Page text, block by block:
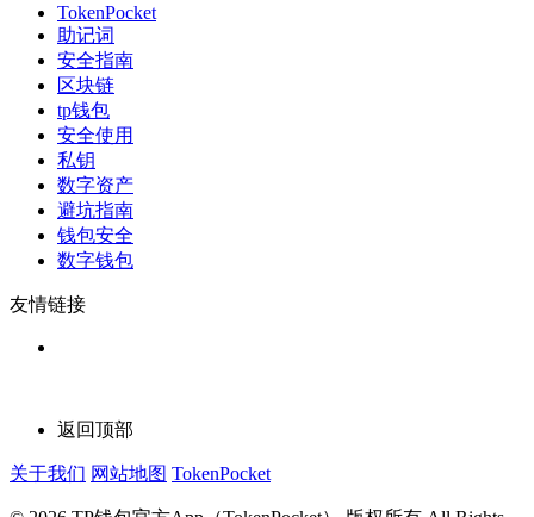
TokenPocket
助记词
安全指南
区块链
tp钱包
安全使用
私钥
数字资产
避坑指南
钱包安全
数字钱包
友情链接
返回顶部
关于我们 网站地图 TokenPocket